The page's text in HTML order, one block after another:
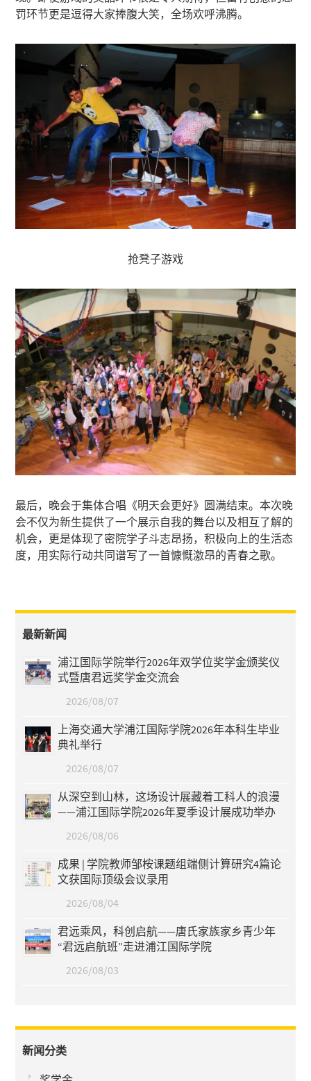
罚环节更是逗得大家捧腹大笑，全场欢呼沸腾。
抢凳子游戏
最后，晚会于集体合唱《明天会更好》圆满结束。本次晚
会不仅为新生提供了一个展示自我的舞台以及相互了解的
机会，更是体现了密院学子斗志昂扬，积极向上的生活态
度，用实际行动共同谱写了一首慷慨激昂的青春之歌。
最新新闻
浦江国际学院举行2026年双学位奖学金颁奖仪
式暨唐君远奖学金交流会
2026/08/07
上海交通大学浦江国际学院2026年本科生毕业
典礼举行
2026/08/07
从深空到山林，这场设计展藏着工科人的浪漫
——浦江国际学院2026年夏季设计展成功举办
2026/08/06
成果 | 学院教师邹桉课题组端侧计算研究4篇论
文获国际顶级会议录用
2026/08/04
君远乘风，科创启航——唐氏家族家乡青少年
“君远启航班”走进浦江国际学院
2026/08/03
新闻分类